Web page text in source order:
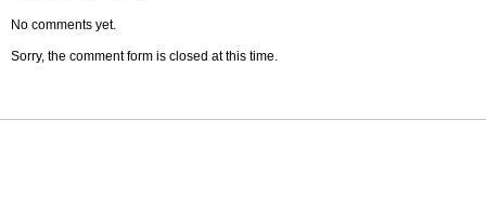
No comments yet.
Sorry, the comment form is closed at this time.